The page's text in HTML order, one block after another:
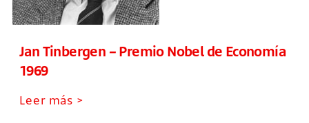
Jan Tinbergen – Premio Nobel de Economía
1969
Leer más >